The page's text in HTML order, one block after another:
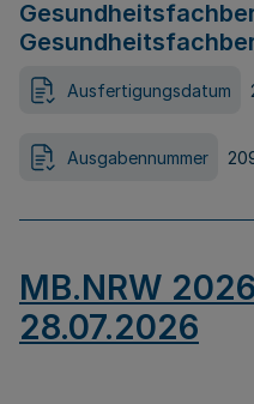
Ausfertigungsdatum
Ausgabennummer
MB.NRW
28.07.2026